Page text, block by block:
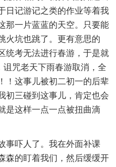
日记游记之类的作业等着我
那一片蓝蓝的天空。只要能
火坑也跳了。更有意思的
统考无法进行春游，于是就
咒老天下雨春游取消，全
！这事儿被初二初一的后辈
初三碰到这事儿，肯定也会
是这样一点一点被扭曲滴
事吓人了。我在外面补课
森的盯着我们，然后缓缓开